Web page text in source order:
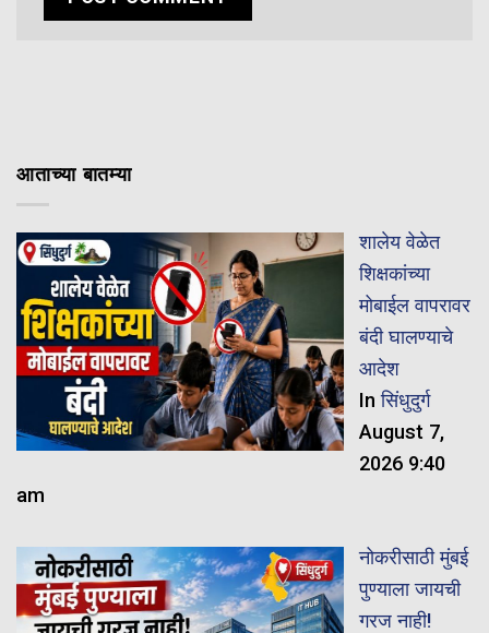
आताच्या बातम्या
शालेय वेळेत
शिक्षकांच्या
मोबाईल वापरावर
बंदी घालण्याचे
आदेश
Inसिंधुदुर्ग
August 7,
2026 9:40
am
नोकरीसाठी मुंबई
पुण्याला जायची
गरज नाही!